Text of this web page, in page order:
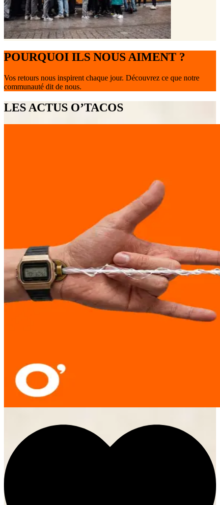
POURQUOI ILS NOUS AIMENT ?
Vos retours nous inspirent chaque jour. Découvrez ce que notre
communauté dit de nous.
LES ACTUS O’TACOS